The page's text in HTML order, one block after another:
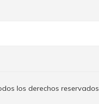
los derechos reservados